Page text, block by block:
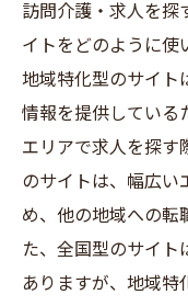
訪問介護・求人を探
イトをどのように使
地域特化型のサイト
情報を提供している
エリアで求人を探す
のサイトは、幅広い
め、他の地域への転
た、全国型のサイト
ありますが、地域特